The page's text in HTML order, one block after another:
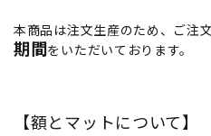
本商品は注文生産のため、ご注
期間をいただいております。
【額とマットについて】